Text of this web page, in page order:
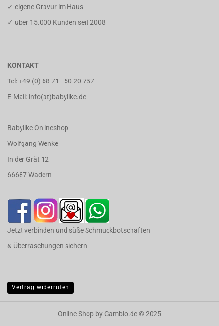
✓ eigene Gravur im Haus
✓ über 15.000 Kunden seit 2008
KONTAKT
Tel:+49 (0) 68 71 - 50 20 757
E-Mail: info(at)babylike.de
Babylike Onlineshop
Wolfgang Wenke
In der Grät 12
66687 Wadern
Jetzt verbinden und süße Schmuckbotschaften
& Überraschungen sichern
Vertrag widerrufen
Online Shop by Gambio.de © 2025